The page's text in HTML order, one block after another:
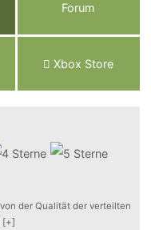
Forum
Xbox Store
der Qualität der verteilten
[+]